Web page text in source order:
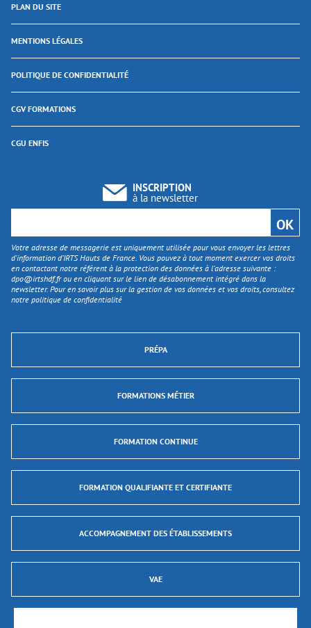
PLAN DU SITE
MENTIONS LÉGALES
POLITIQUE DE CONFIDENTIALITÉ
CGV FORMATIONS
CGU ENFIS
INSCRIPTION
à la newsletter
Votre adresse de messagerie est uniquement utilisée pour vous envoyer les lettres
d'information d’IRTS Hauts de France. Vous pouvez à tout moment exercer vos droits
en contactant notre référent à la protection des données à l’adresse suivante :
dpo@irtshdf.frou en cliquant sur le lien de désabonnement intégré dans la
newsletter. Pour en savoir plus sur la gestion de vos données et vos droits, consultez
notre politique de confidentialité
PRÉPA
FORMATIONS MÉTIER
FORMATION CONTINUE
FORMATION QUALIFIANTE ET CERTIFIANTE
ACCOMPAGNEMENT DES ÉTABLISSEMENTS
VAE